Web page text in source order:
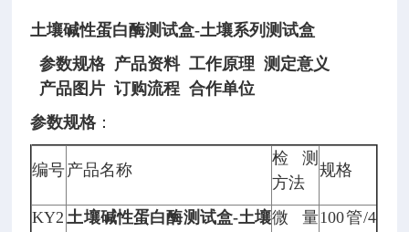
土壤碱性蛋白酶测试盒-土壤系列测试盒
参数规格 产品资料 工作原理 测定意义
产品图片 订购流程合作单位
参数规格：
编号产品名称
检测
方法
规格
KY2 土壤碱性蛋白酶测试盒-土壤微量100管/4